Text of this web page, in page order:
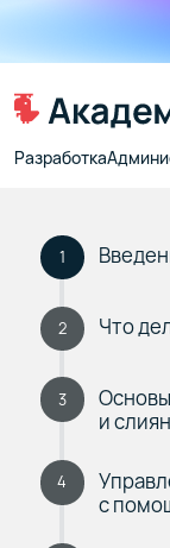
Разработка
1
2 Что
3
и
4
с